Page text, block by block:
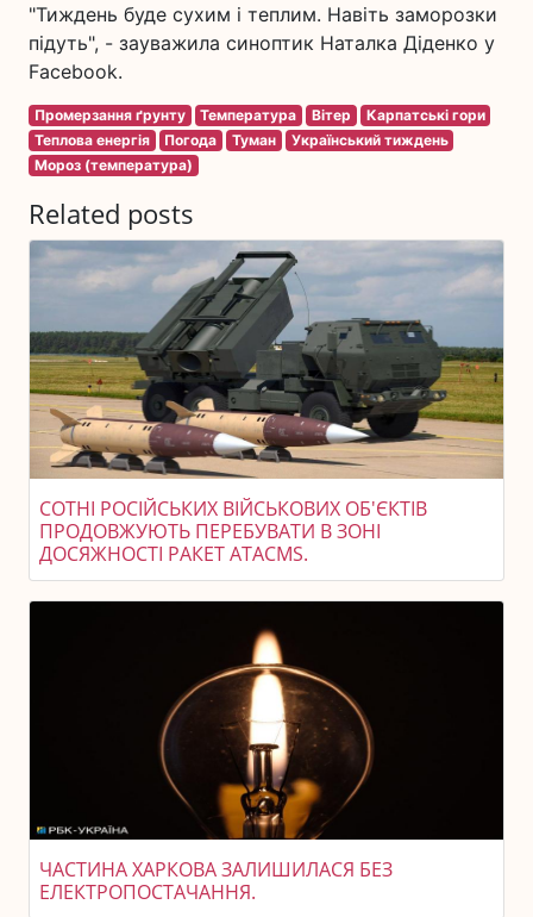
"Тиждень буде сухим і теплим. Навіть заморозки
підуть", - зауважила синоптик Наталка Діденко у
Facebook.
Промерзання ґрунту Температура Вітер
Карпатські гори
Теплова енергія
Погода Туман
Український тиждень
Мороз (температура)
Related posts
СОТНІ РОСІЙСЬКИХ ВІЙСЬКОВИХ ОБ'ЄКТІВ
ПРОДОВЖУЮТЬ ПЕРЕБУВАТИ В ЗОНІ
ДОСЯЖНОСТІ РАКЕТ ATACMS.
ЧАСТИНА ХАРКОВА ЗАЛИШИЛАСЯ БЕЗ
ЕЛЕКТРОПОСТАЧАННЯ.